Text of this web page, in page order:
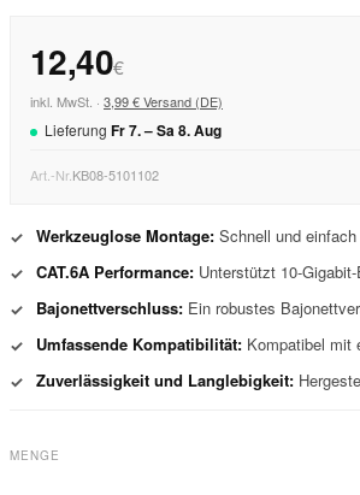
12,40€
inkl. MwSt. · 3,99 € Versand (DE)
Lieferung Fr7. –Sa8.Aug
Art.-Nr.KB08-5101102
✓ Werkzeuglose Montage: Schnell und
✓ CAT.6A Performance: Unterstützt 10-
✓
Bajonettverschluss: Ein robustes
✓
Umfassende Kompatibilität: Kompatibel mit
✓ Zuverlässigkeit und Langlebigkeit:
MENGE